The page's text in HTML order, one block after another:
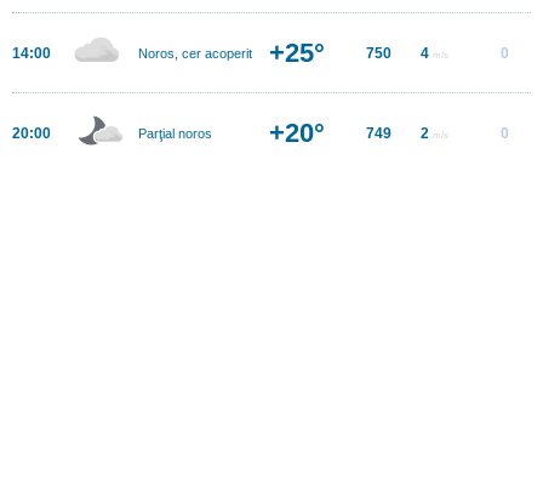
14:00 Noros, cer acoperit +25° 750 4 m/s 0
20:00 Parţial noros +20° 749 2 m/s 0